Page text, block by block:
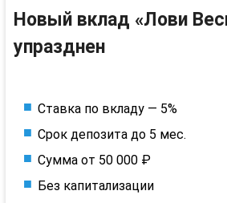
Новый вклад «Лови
упразднен
Ставка по вкладу — 5%
Срок депозита до 5 мес.
Сумма от 50 000 ₽
Без капитализации